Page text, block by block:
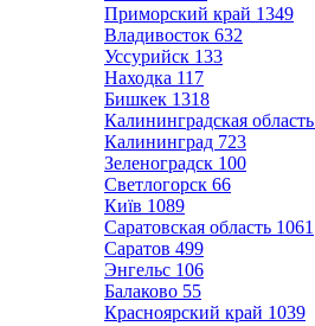
Приморский край 1349
Владивосток 632
Уссурийск 133
Находка 117
Бишкек 1318
Калининградская область
Калининград 723
Зеленоградск 100
Светлогорск 66
Київ 1089
Саратовская область 1061
Саратов 499
Энгельс 106
Балаково 55
Красноярский край 1039